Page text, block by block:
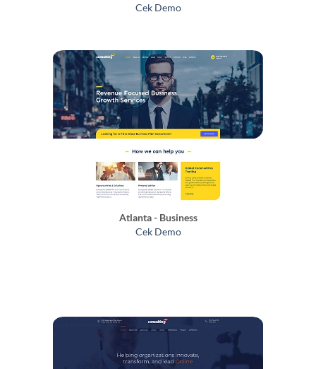
Cek Demo
Atlanta - Business
Cek Demo